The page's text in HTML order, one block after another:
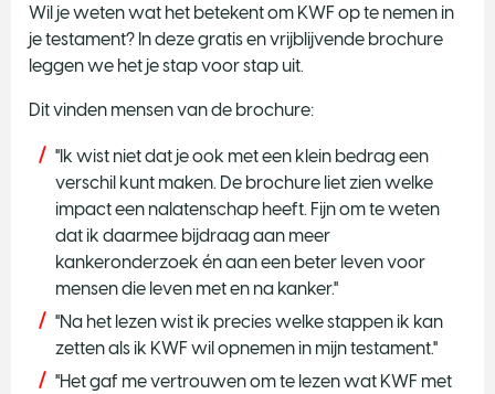
Wil je weten wat het betekent om KWF op te nemen in
je testament? In deze gratis en vrijblijvende brochure
leggen we het je stap voor stap uit.
Dit vinden mensen van de brochure:
"Ik wist niet dat je ook met een klein bedrag een
verschil kunt maken. De brochure liet zien welke
impact een nalatenschap heeft. Fijn om te weten
dat ik daarmee bijdraag aan meer
kankeronderzoek én aan een beter leven voor
mensen die leven met en na kanker."
"Na het lezen wist ik precies welke stappen ik kan
zetten als ik KWF wil opnemen in mijn testament."
"Het gaf me vertrouwen om te lezen wat KWF met